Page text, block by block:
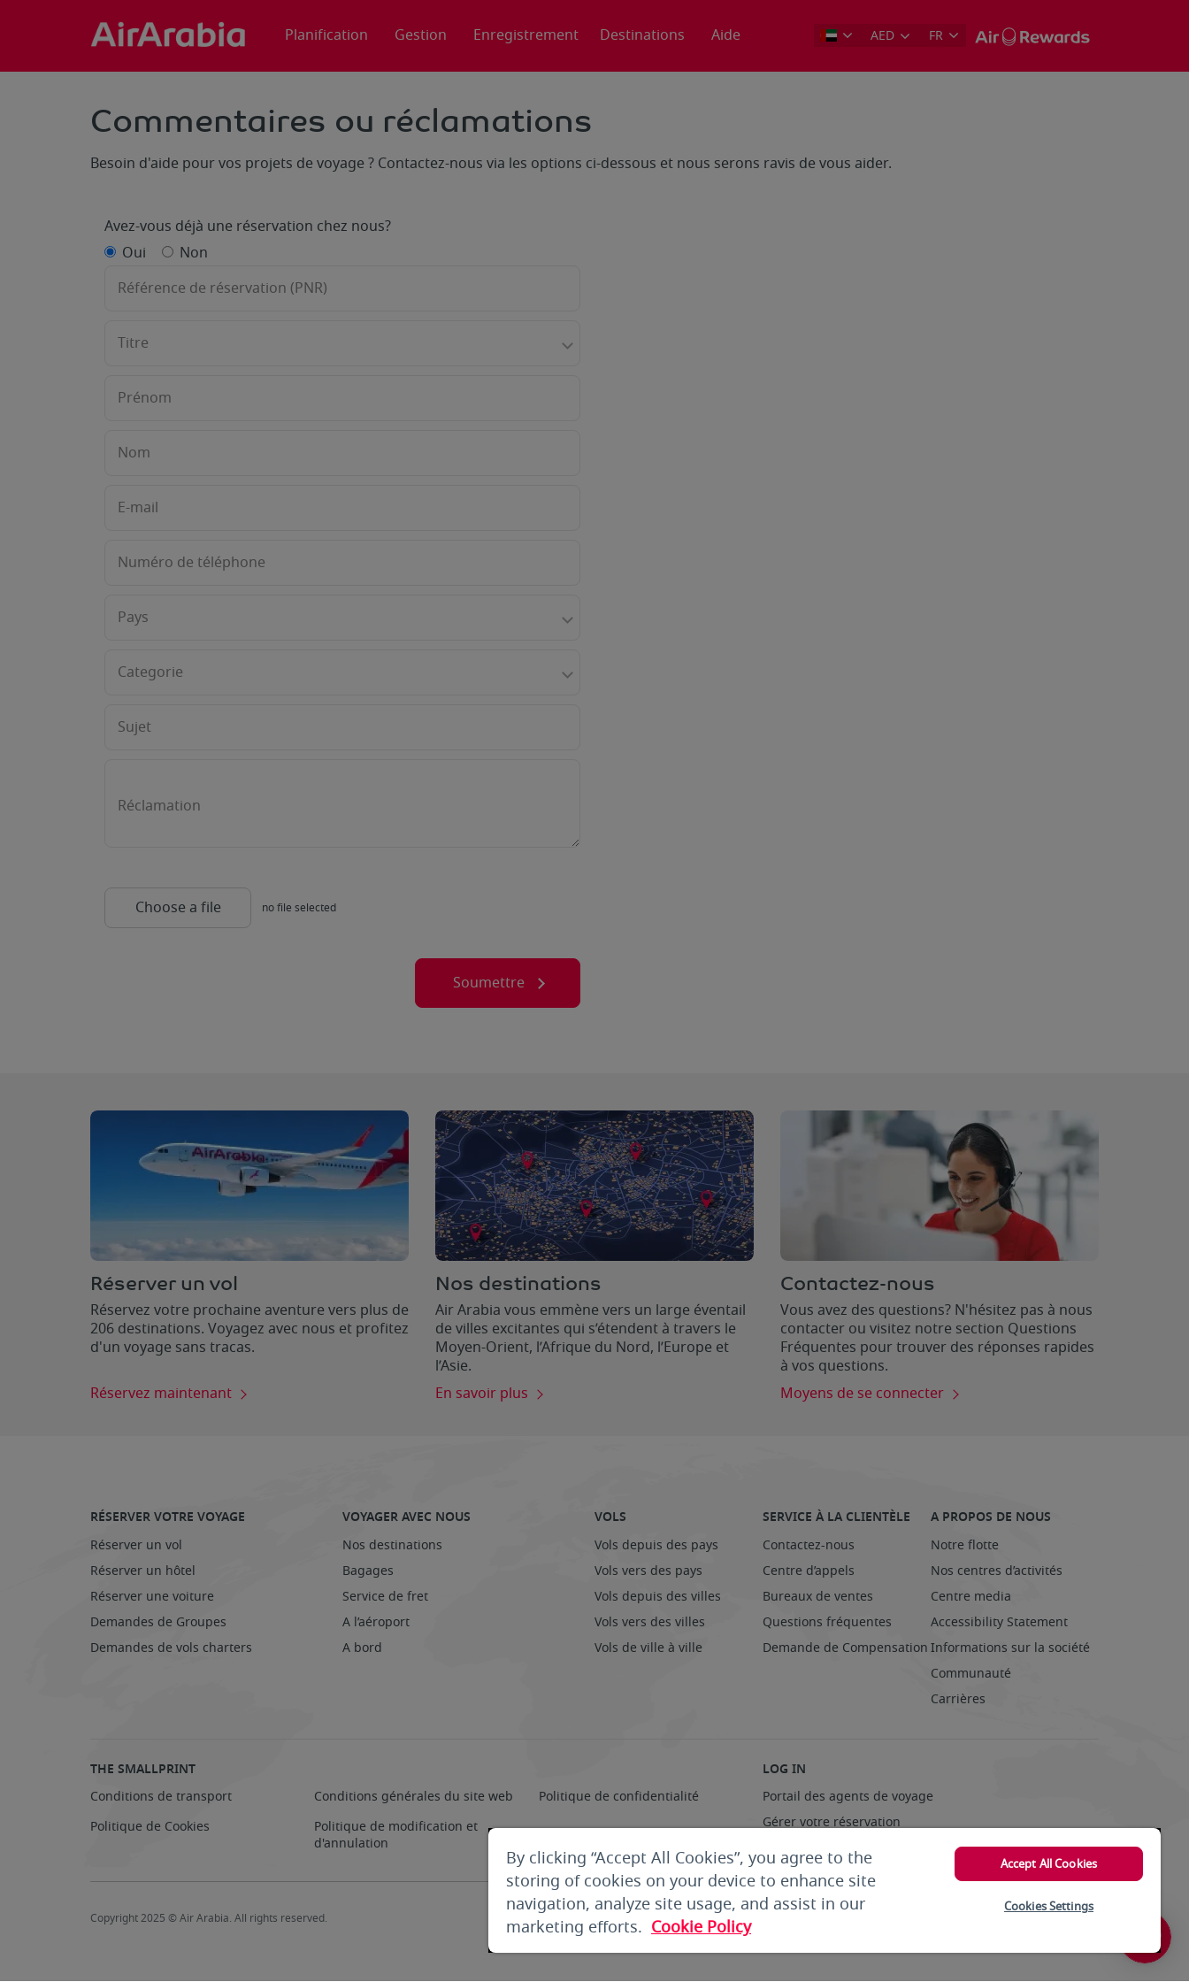
AED FR
Planification Gestion Enregistrement Destinations Aide
Commentaires ou réclamations
Besoin d'aide pour vos projets de voyage ? Contactez-nous via les options ci-dessous et nous serons ravis de vous aider.
Avez-vous déjà une réservation chez nous?
Oui
Non
Référence de réservation (PNR)
Titre
Prénom
Nom
E-mail
Numéro de téléphone
Pays
Categorie
Sujet
Réclamation
Réserver un vol
Réservez votre prochaine aventure vers plus de
206 destinations. Voyagez avec nous et profitez
d'un voyage sans tracas.
Réservez maintenant
Nos destinations
Air Arabia vous emmène vers un large éventail
de villes excitantes qui s’étendent à travers le
Moyen-Orient, l’Afrique du Nord, l’Europe et
l’Asie.
En savoir plus
Contactez-nous
Vous avez des questions? N'hésitez pas à nous
contacter ou visitez notre section Questions
Fréquentes pour trouver des réponses rapides
à vos questions.
Moyens de se connecter
RÉSERVER VOTRE VOYAGE
Réserver un vol
Réserver un hôtel
Réserver une voiture
Demandes de Groupes
Demandes de vols charters
VOYAGER AVEC NOUS
Nos destinations
Bagages
Service de fret
A l’aéroport
A bord
VOLS
Vols depuis des pays
Vols vers des pays
Vols depuis des villes
Vols vers des villes
Vols de ville à ville
SERVICE À LA CLIENTÈLE
Contactez-nous
Centre d’appels
Bureaux de ventes
Questions fréquentes
Demande de Compensation
A PROPOS DE NOUS
Notre flotte
Nos centres d’activités
Centre media
Accessibility Statement
Informations sur la société
Communauté
Carrières
THE SMALLPRINT
Conditions de transport
Conditions générales du site web
Politique de confidentialité
Politique de Cookies
Politique de modification et
d'annulation
LOG IN
Portail des agents de voyage
Gérer votre réservation
Copyright 2025 © Air Arabia. All rights reserved.
By clicking “Accept All Cookies”, you agree to the
storing of cookies on your device to enhance site
navigation, analyze site usage, and assist in our
marketing efforts. Cookie Policy
Accept All Cookies
Cookies Settings